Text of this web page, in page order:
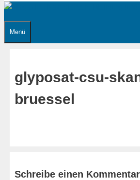
Menü
glyposat-csu-
bruessel
Schreibe einen Kommentar